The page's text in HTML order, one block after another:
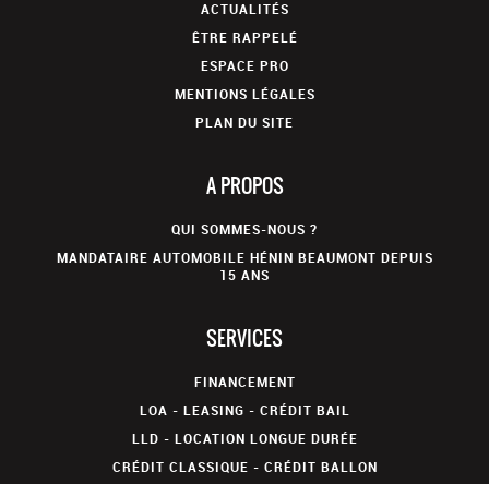
ACTUALITÉS
ÊTRE RAPPELÉ
ESPACE PRO
MENTIONS LÉGALES
PLAN DU SITE
A PROPOS
QUI SOMMES-NOUS ?
MANDATAIRE AUTOMOBILE HÉNIN BEAUMONT DEPUIS
15 ANS
SERVICES
FINANCEMENT
LOA - LEASING - CRÉDIT BAIL
LLD - LOCATION LONGUE DURÉE
CRÉDIT CLASSIQUE - CRÉDIT BALLON